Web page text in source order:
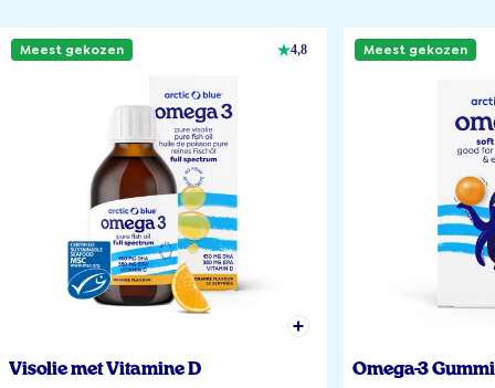
Meest gekozen 4,8
Visolie met Vitamine D
Meest gekozen
Omega-3